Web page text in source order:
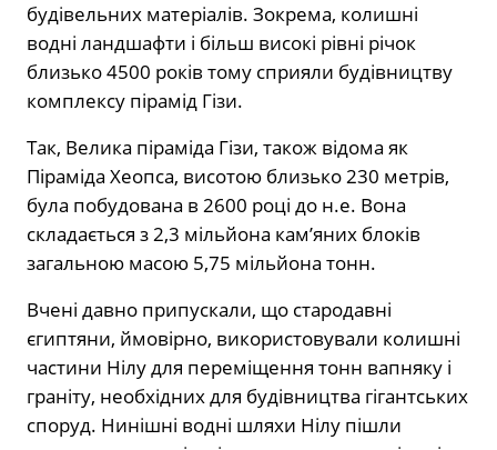
будівельних матеріалів. Зокрема, колишні
водні ландшафти і більш високі рівні річок
близько 4500 років тому сприяли будівництву
комплексу пірамід Гізи.
Так, Велика піраміда Гізи, також відома як
Піраміда Хеопса, висотою близько 230 метрів,
була побудована в 2600 році до н.е. Вона
складається з 2,3 мільйона кам’яних блоків
загальною масою 5,75 мільйона тонн.
Вчені давно припускали, що стародавні
єгиптяни, ймовірно, використовували колишні
частини Нілу для переміщення тонн вапняку і
граніту, необхідних для будівництва гігантських
споруд. Нинішні водні шляхи Нілу пішли